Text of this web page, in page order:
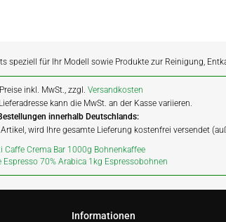
speziell für Ihr Modell sowie Produkte zur Reinigung,
inkl. MwSt., zzgl.Versandkosten
kann die MwSt. an der Kasse variieren.
innerhalb Deutschlands:
wird Ihre gesamte Lieferung kostenfrei versendet
Caffe Crema Bar 1000g Bohnenkaffee
Espresso 70% Arabica 1kg Espressobohnen
Informationen